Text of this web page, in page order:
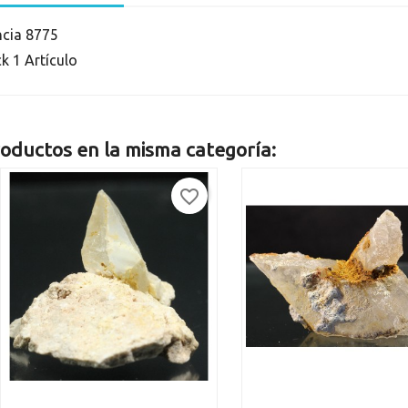
8775
1 Artículo
en la misma categoría:
favorite_border